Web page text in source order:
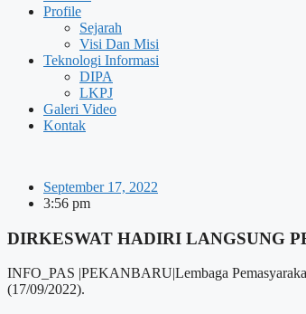
Profile
Sejarah
Visi Dan Misi
Teknologi Informasi
DIPA
LKPJ
Galeri Video
Kontak
September 17, 2022
3:56 pm
DIRKESWAT HADIRI LANGSUNG
INFO_PAS |PEKANBARU|Lembaga
(17/09/2022).